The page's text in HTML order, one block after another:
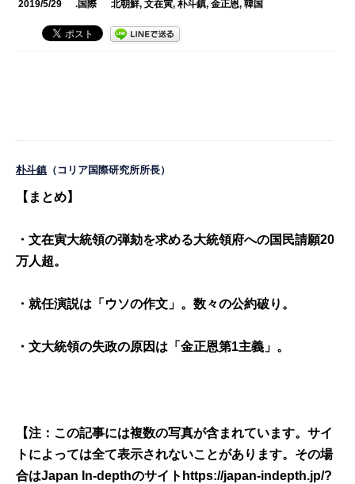
2019/5/29 .国際 北朝鮮, 文在寅, 朴斗鎮, 金正恩, 韓国
朴斗鎮 （コリア国際研究所所長）
【まとめ】
・文在寅大統領の弾劾を求める大統領府への国民請願20
万人超。
・就任演説は「ウソの作文」。数々の公約破り。
・文大統領の失政の原因は「金正恩第1主義」。
【注：この記事には複数の写真が含まれています。サイ
トによっては全て表示されないことがあります。その場
合はJapan In-depthのサイト https://japan-indepth.jp/?